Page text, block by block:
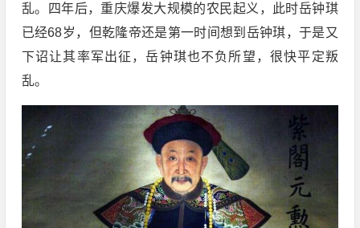
乱。四年后，重庆爆发大规模的农民起义，此时岳钟琪
已经68岁，但乾隆帝还是第一时间想到岳钟琪，于是又
下诏让其率军出征，岳钟琪也不负所望，很快平定叛
乱。